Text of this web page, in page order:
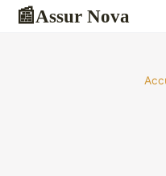
📰Assur Nova